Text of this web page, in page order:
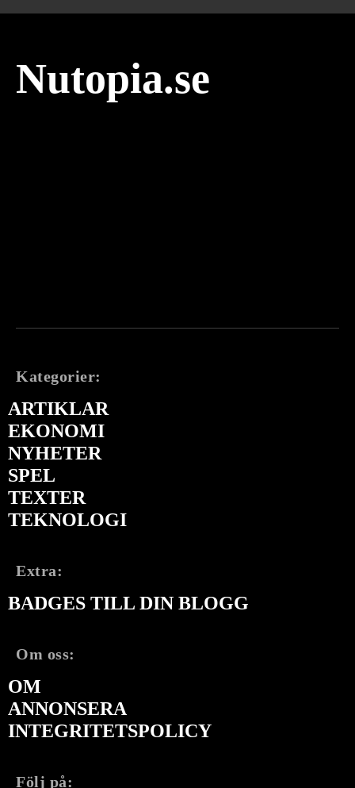
Nutopia.se
Kategorier:
ARTIKLAR
EKONOMI
NYHETER
SPEL
TEXTER
TEKNOLOGI
Extra:
BADGES TILL DIN BLOGG
Om oss:
OM
ANNONSERA
INTEGRITETSPOLICY
Följ på: